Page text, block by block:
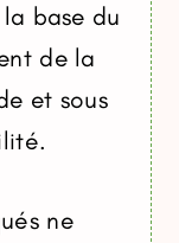
base du
de la
et sous
ne